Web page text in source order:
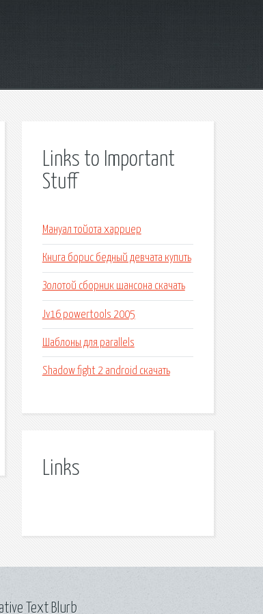
Links to Important
Stuff
Мануал тойота харриер
Книга борис бедный девчата купить
Золотой сборник шансона скачать
Jv16 powertools 2005
Шаблоны для parallels
Shadow fight 2 android скачать
Links
Text Blurb